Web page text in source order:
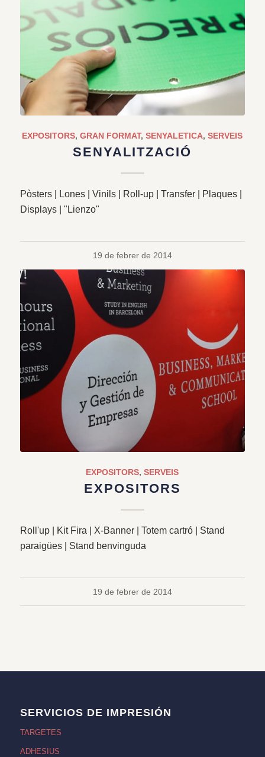
EXPOSITORS,GRAN FORMAT,SENYALETICA,SERVEIS
SENYALITZACIÓ
Pòsters | Lones | Vinils | Roll-up | Transfer | Plaques |
Displays | "Lienzo"
19 de febrer de 2014
EXPOSITORS,SERVEIS
EXPOSITORS
Roll'up | Kit Fira | X-Banner | Totem cartró | Stand
paraigües | Stand benvinguda
19 de febrer de 2014
SERVICIOS DE IMPRESIÓN
TARGETES
ADHESIUS